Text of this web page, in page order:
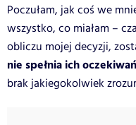
Poczułam, jak coś we
wszystko, co miałam –
obliczu mojej decyzji,
nie spełnia ich oczekiwań
brak jakiegokolwiek